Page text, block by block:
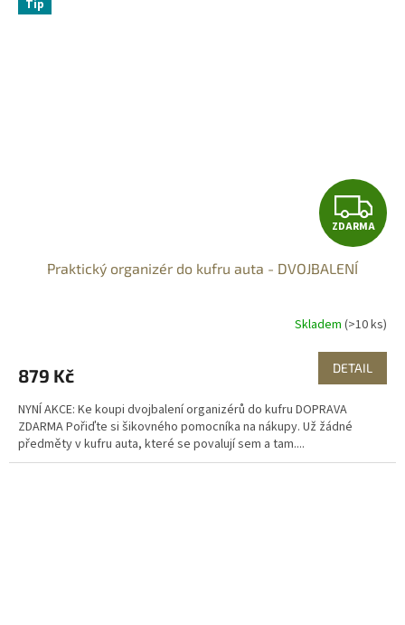
Tip
Z
D
R
M
A
ZDARMA
Praktický organizér do kufru auta - DVOJBALENÍ
Skladem (>10 ks)
879 Kč DETAIL
NYNÍ AKCE: Ke koupi dvojbalení organizérů do kufru DOPRAVA
ZDARMA Pořiďte si šikovného pomocníka na nákupy. Už žádné
předměty v kufru auta, které se povalují sem a tam....